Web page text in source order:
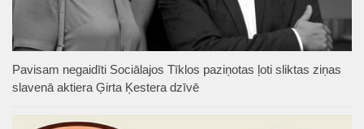
Pavisam negaidīti Sociālajos Tīklos paziņotas ļoti sliktas ziņas
slavenā aktiera Ģirta Ķestera dzīvē